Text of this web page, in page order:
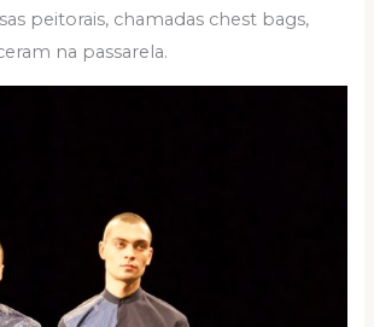
peitorais, chamadas chest bags,
na passarela.